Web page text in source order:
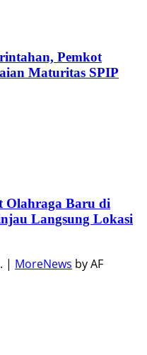
Pemkot
Maturitas SPIP
Olahraga Baru di
Langsung Lokasi
| MoreNews by AF